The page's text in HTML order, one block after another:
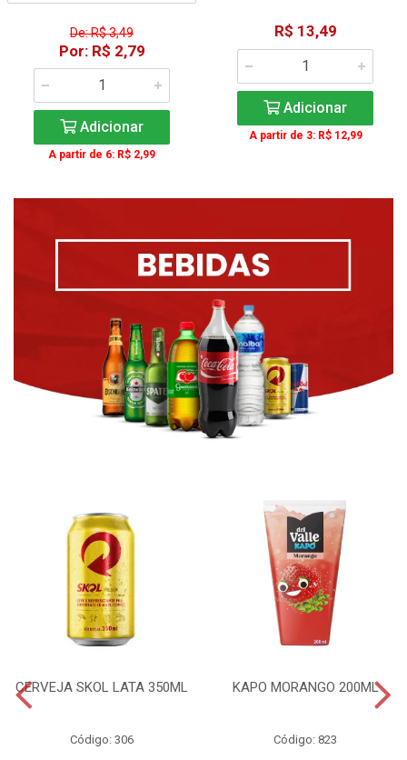
De: R$ 3,49
Por: R$ 2,79
Adicionar
A partir de 6: R$ 2,99
R$ 13,49
Adicionar
A partir de 3: R$ 12,99
CERVEJA SKOL LATA 350ML
Código: 306
KAPO MORANGO 200ML
Código: 823